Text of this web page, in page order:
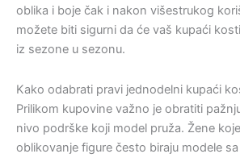
oblika i boje čak i nakon višestrukog
možete biti sigurni da će vaš kupaći
iz sezone u sezonu.
Kako odabrati pravi jednodelni kupaći
Prilikom kupovine važno je obratiti
nivo podrške koji model pruža. Žene
oblikovanje figure često biraju modele